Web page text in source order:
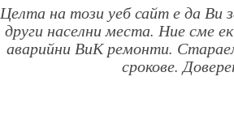
Целта на този уеб сайт е да Ви
други населни места. Ние сме
аварийни ВиК ремонти.
срокове.